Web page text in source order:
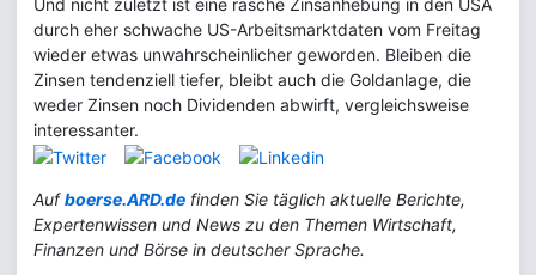
Und nicht zuletzt ist eine rasche Zinsanhebung in den USA
durch eher schwache US-Arbeitsmarktdaten vom Freitag
wieder etwas unwahrscheinlicher geworden. Bleiben die
Zinsen tendenziell tiefer, bleibt auch die Goldanlage, die
weder Zinsen noch Dividenden abwirft, vergleichsweise
interessanter.
Aufboerse.ARD.de finden Sie täglich aktuelle Berichte,
Expertenwissen und News zu den Themen Wirtschaft,
Finanzen und Börse in deutscher Sprache.